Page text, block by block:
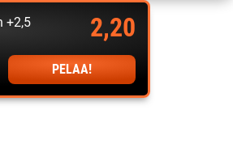
+2,5 2,20
PELAA!